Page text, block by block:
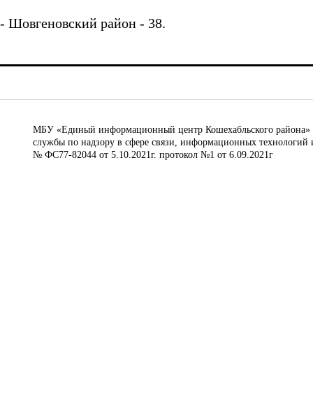
- Шовгеновский район - 38.
МБУ «Единый информационный центр Кошехабльского района»
службы по надзору в сфере связи, информационных
№ ФС77-82044 от 5.10.2021г. протокол №1 от 6.09.2021г